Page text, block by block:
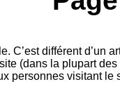
C’est différent d’un
(dans la plupart
personnes visitant